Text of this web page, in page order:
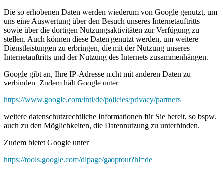
Die so erhobenen Daten werden wiederum von Google genutzt, um
uns eine Auswertung über den Besuch unseres Internetauftritts
sowie über die dortigen Nutzungsaktivitäten zur Verfügung zu
stellen. Auch können diese Daten genutzt werden, um weitere
Dienstleistungen zu erbringen, die mit der Nutzung unseres
Internetauftritts und der Nutzung des Internets zusammenhängen.
Google gibt an, Ihre IP-Adresse nicht mit anderen Daten zu
verbinden. Zudem hält Google unter
https://www.google.com/intl/de/policies/privacy/partners
weitere datenschutzrechtliche Informationen für Sie bereit, so bspw.
auch zu den Möglichkeiten, die Datennutzung zu unterbinden.
Zudem bietet Google unter
https://tools.google.com/dlpage/gaoptout?hl=de